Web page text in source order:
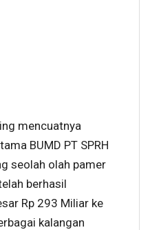
mencuatnya
BUMD PT SPRH
seolah olah pamer
berhasil
Rp 293 Miliar ke
kalangan